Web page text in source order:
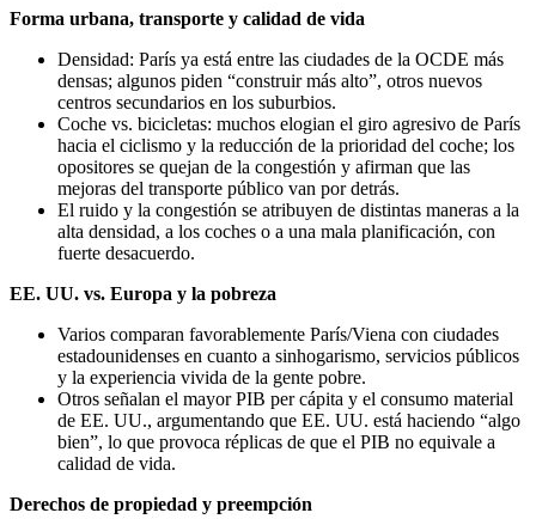
Forma urbana, transporte y calidad de vida
Densidad: París ya está entre las ciudades de la OCDE más
densas; algunos piden “construir más alto”, otros nuevos
centros secundarios en los suburbios.
Coche vs. bicicletas: muchos elogian el giro agresivo de París
hacia el ciclismo y la reducción de la prioridad del coche; los
opositores se quejan de la congestión y afirman que las
mejoras del transporte público van por detrás.
El ruido y la congestión se atribuyen de distintas maneras a la
alta densidad, a los coches o a una mala planificación, con
fuerte desacuerdo.
EE. UU. vs. Europa y la pobreza
Varios comparan favorablemente París/Viena con ciudades
estadounidenses en cuanto a sinhogarismo, servicios públicos
y la experiencia vivida de la gente pobre.
Otros señalan el mayor PIB per cápita y el consumo material
de EE. UU., argumentando que EE. UU. está haciendo “algo
bien”, lo que provoca réplicas de que el PIB no equivale a
calidad de vida.
Derechos de propiedad y preempción